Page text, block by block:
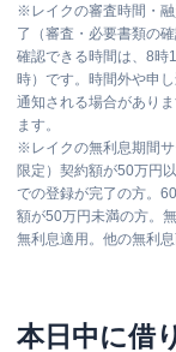
※ レイクの審査時間・
了（審査・必要書類の
確認できる時間は、8時
時）です。時間外や申
通知される場合があり
ます。
※ レイクの無利息期間
限定）契約額が50万円
での登録が完了の方。
額が50万円未満の方。
無利息適用。他の無利息
本日中に借